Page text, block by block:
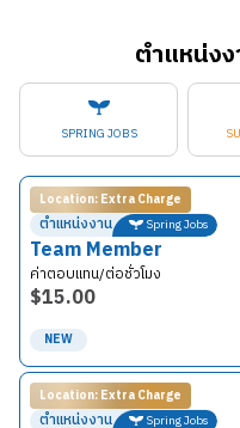
ตำแหน่ง
SPRING JOBS
Location: Extra Charge
ตำแหน่งงาน Spring Jobs
Team Member
ค่าตอบแทน/ต่อชั่วโมง
$15.00
NEW
รายละเอียดงาน
Location: Extra Charge
ตำแหน่งงาน Spring Jobs